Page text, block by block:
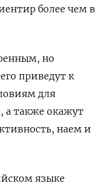
более чем в
но
приведут к
для
а также окажут
наем и
языке